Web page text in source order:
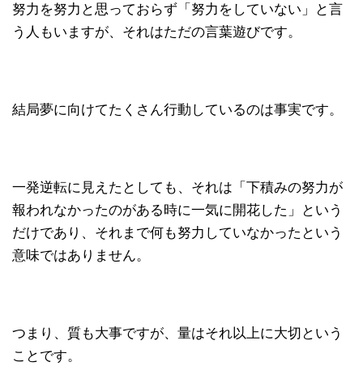
努力を努力と思っておらず「努力をしていない」と言
う人もいますが、それはただの言葉遊びです。
結局夢に向けてたくさん行動しているのは事実です。
一発逆転に見えたとしても、それは「下積みの努力が
報われなかったのがある時に一気に開花した」という
だけであり、それまで何も努力していなかったという
意味ではありません。
つまり、質も大事ですが、量はそれ以上に大切という
ことです。